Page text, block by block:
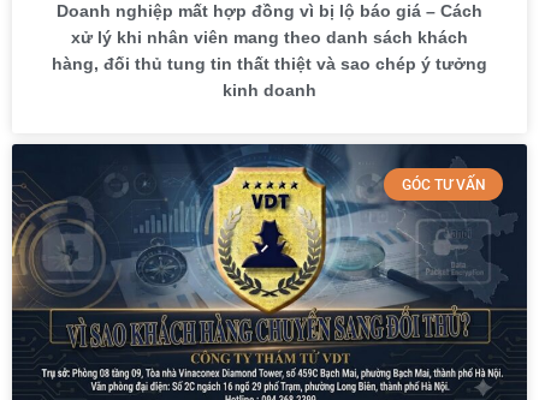
Doanh nghiệp mất hợp đồng vì bị lộ báo giá – Cách
xử lý khi nhân viên mang theo danh sách khách
hàng, đối thủ tung tin thất thiệt và sao chép ý tưởng
kinh doanh
GÓC TƯ VẤN